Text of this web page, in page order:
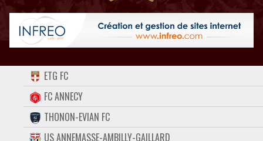
ACCUEIL
FORUM
CONTACT
ETG FC
FC ANNECY
THONON-EVIAN FC
US ANNEMASSE-AMBILLY-GAILLARD